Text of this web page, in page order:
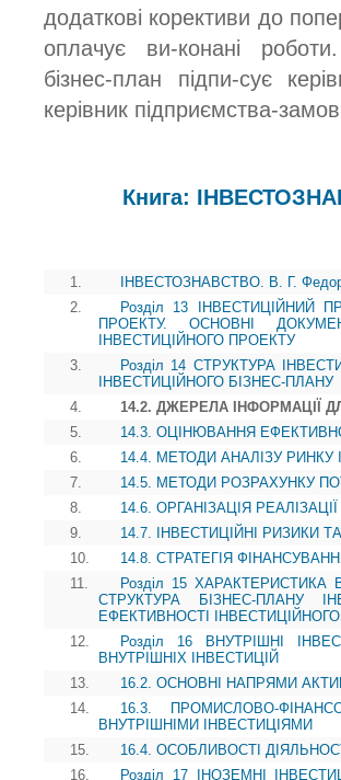
додаткові корективи до
оплачує ви-конані
бізнес-план підпи-сує
керівник підприємства-
Книга:
1.
ІНВЕСТОЗНАВСТВО. В. Г.
2.
Розділ 13 ІНВЕСТИЦІЙНИЙ
ПРОЕКТУ. ОСНОВНІ
ІНВЕСТИЦІЙНОГО ПРОЕКТУ
3.
Розділ 14 СТРУКТУРА
ІНВЕСТИЦІЙНОГО БІЗНЕС-ПЛАНУ
4.
14.2. ДЖЕРЕЛА ІНФОРМАЦІЇ
5.
14.3. ОЦІНЮВАННЯ
6.
14.4. МЕТОДИ АНАЛІЗУ
7.
14.5. МЕТОДИ РОЗРАХУНКУ
8.
14.6. ОРГАНІЗАЦІЯ
9.
14.7. ІНВЕСТИЦІЙНІ РИЗИКИ
10.
14.8. СТРАТЕГІЯ
11.
Розділ 15 ХАРАКТЕРИСТИКА
СТРУКТУРА БІЗНЕС-ПЛАНУ
ЕФЕКТИВНОСТІ
12.
Розділ 16 ВНУТРІШНІ
ВНУТРІШНІХ ІНВЕСТИЦІЙ
13.
16.2. ОСНОВНІ НАПРЯМИ
14.
16.3. ПРОМИСЛОВО-
ВНУТРІШНІМИ ІНВЕСТИЦІЯМИ
15.
16.4. ОСОБЛИВОСТІ
16.
Розділ 17 ІНОЗЕМНІ